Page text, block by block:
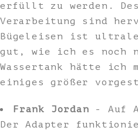
erfüllt zu werden.
Verarbeitung sind
Bügeleisen ist
gut, wie ich es noch
Wassertank hätte ich
einiges größer
Frank Jordan - Auf
Der Adapter